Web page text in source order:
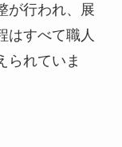
が行われ、展
はすべて職人
られていま